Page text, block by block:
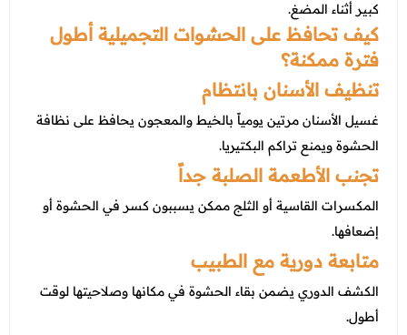
كبير أثناء المضغ.
كيف تحافظ على الحشوات التجميلية أطول
فترة ممكنة؟
تنظيف الأسنان بانتظام
غسيل الأسنان مرتين يومياً بالخيط والمعجون يحافظ على نظافة
الحشوة ويمنع تراكم البكتيريا.
تجنب الأطعمة الصلبة جداً
المكسرات القاسية أو الثلج ممكن يسببون كسر في الحشوة أو
إضعافها.
متابعة دورية مع الطبيب
الكشف الدوري يضمن بقاء الحشوة في مكانها وصلاحيتها لوقت
أطول.